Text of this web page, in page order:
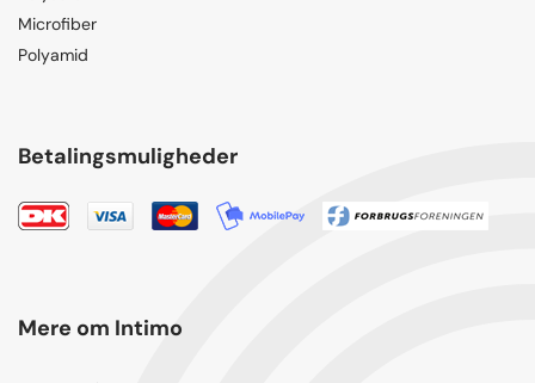
Microfiber
Polyamid
Betalingsmuligheder
Mere om Intimo